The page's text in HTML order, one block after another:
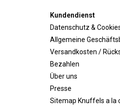
Kundendienst
Datenschutz &
Allgemeine
Versandkosten /
Bezahlen
Über uns
Presse
Sitemap Knuffels a la